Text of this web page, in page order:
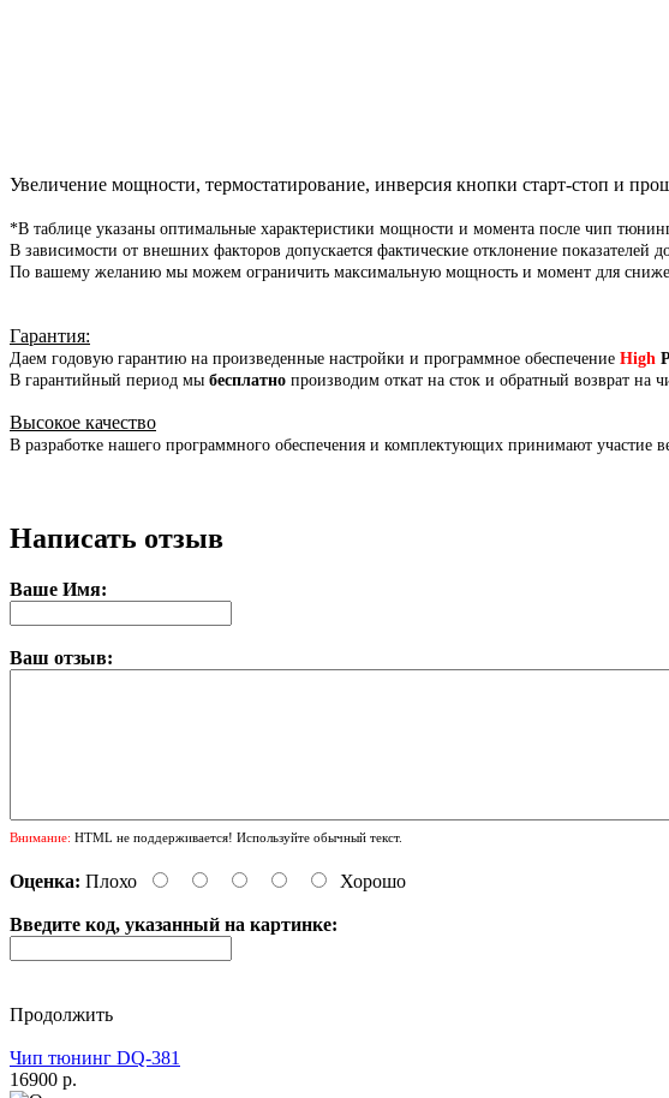
Увеличение мощности, термостатирование, инверсия кнопки старт-стоп и
*В таблице указаны оптимальные характеристики мощности и момента после чип
В зависимости от внешних факторов допускается фактические отклонение показателей
По вашему желанию мы можем ограничить максимальную мощность и момент для
Гарантия:
Даем годовую гарантию на произведенные настройки и программное обеспечение High
В гарантийный период мы бесплатно производим откат на сток и обратный возврат на
Высокое качество
В разработке нашего программного обеспечения и комплектующих принимают
Написать отзыв
Ваше Имя:
Ваш отзыв:
Внимание: HTML не поддерживается! Используйте обычный текст.
Оценка: Плохо Хорошо
Введите код, указанный на картинке:
Продолжить
Чип тюнинг DQ-381
16900 р.